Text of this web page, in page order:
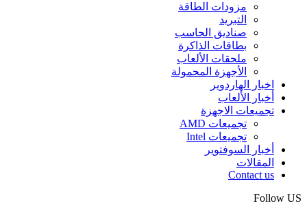
مزودات الطاقة
التبريد
صناديق الحاسب
بطاقات الذاكرة
ملحقات الألعاب
الأجهزة المحمولة
اخبار الهاردوير
أخبار الألعاب
تجميعات الاجهزة
تجميعات AMD
تجميعات Intel
أخبار السوفتوير
المقالات
Contact us
Follow US